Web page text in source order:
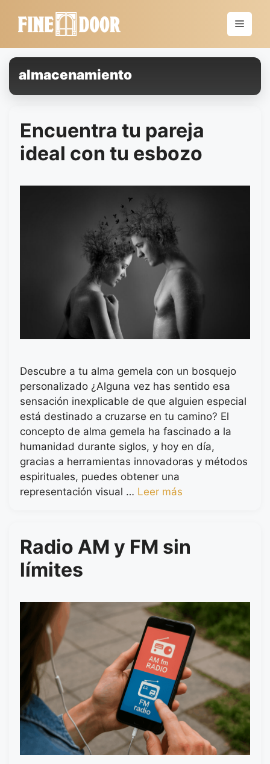
Menú
almacenamiento
Encuentra tu pareja
ideal con tu esbozo
Descubre a tu alma gemela con un bosquejo
personalizado ¿Alguna vez has sentido esa
sensación inexplicable de que alguien especial
está destinado a cruzarse en tu camino? El
concepto de alma gemela ha fascinado a la
humanidad durante siglos, y hoy en día,
gracias a herramientas innovadoras y métodos
espirituales, puedes obtener una
representación visual … Leer más
Radio AM y FM sin
límites